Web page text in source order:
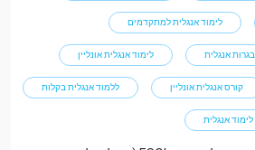
לימוד אנגלית למתקדמים
בגרות אנגלית לימוד אנגלית אונליין
קורס אנגלית אונליין ללמוד אנגלית בקלות
לימוד אנגלית